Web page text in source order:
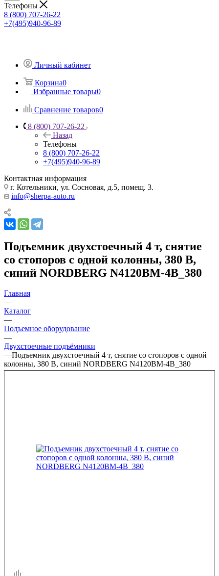
Телефоны
8 (800) 707-26-22
+7(495)940-96-89
Личный кабинет
Корзина0
Избранные товары0
Сравнение товаров0
8 (800) 707-26-22
Назад
Телефоны
8 (800) 707-26-22
+7(495)940-96-89
Контактная информация
г. Котельники, ул. Сосновая, д.5, помещ. 3.
info@sherpa-auto.ru
Подъемник двухстоечный 4 т, снятие
со стопоров с одной колонны, 380 В,
синий NORDBERG N4120BM-4B_380
Главная
—
Каталог
—
Подъемное оборудование
—
Двухстоечные подъёмники
—Подъемник двухстоечный 4 т, снятие со стопоров с одной
колонны, 380 В, синий NORDBERG N4120BM-4B_380